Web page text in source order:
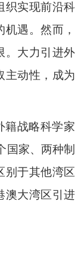
织实现前沿科
遇。然而，
。大力引进外
主动性，成为
籍战略科学家
国家、两种制
别于其他湾区
澳大湾区引进